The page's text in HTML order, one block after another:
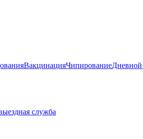
ВакцинацияЧипированиеДневной
служба